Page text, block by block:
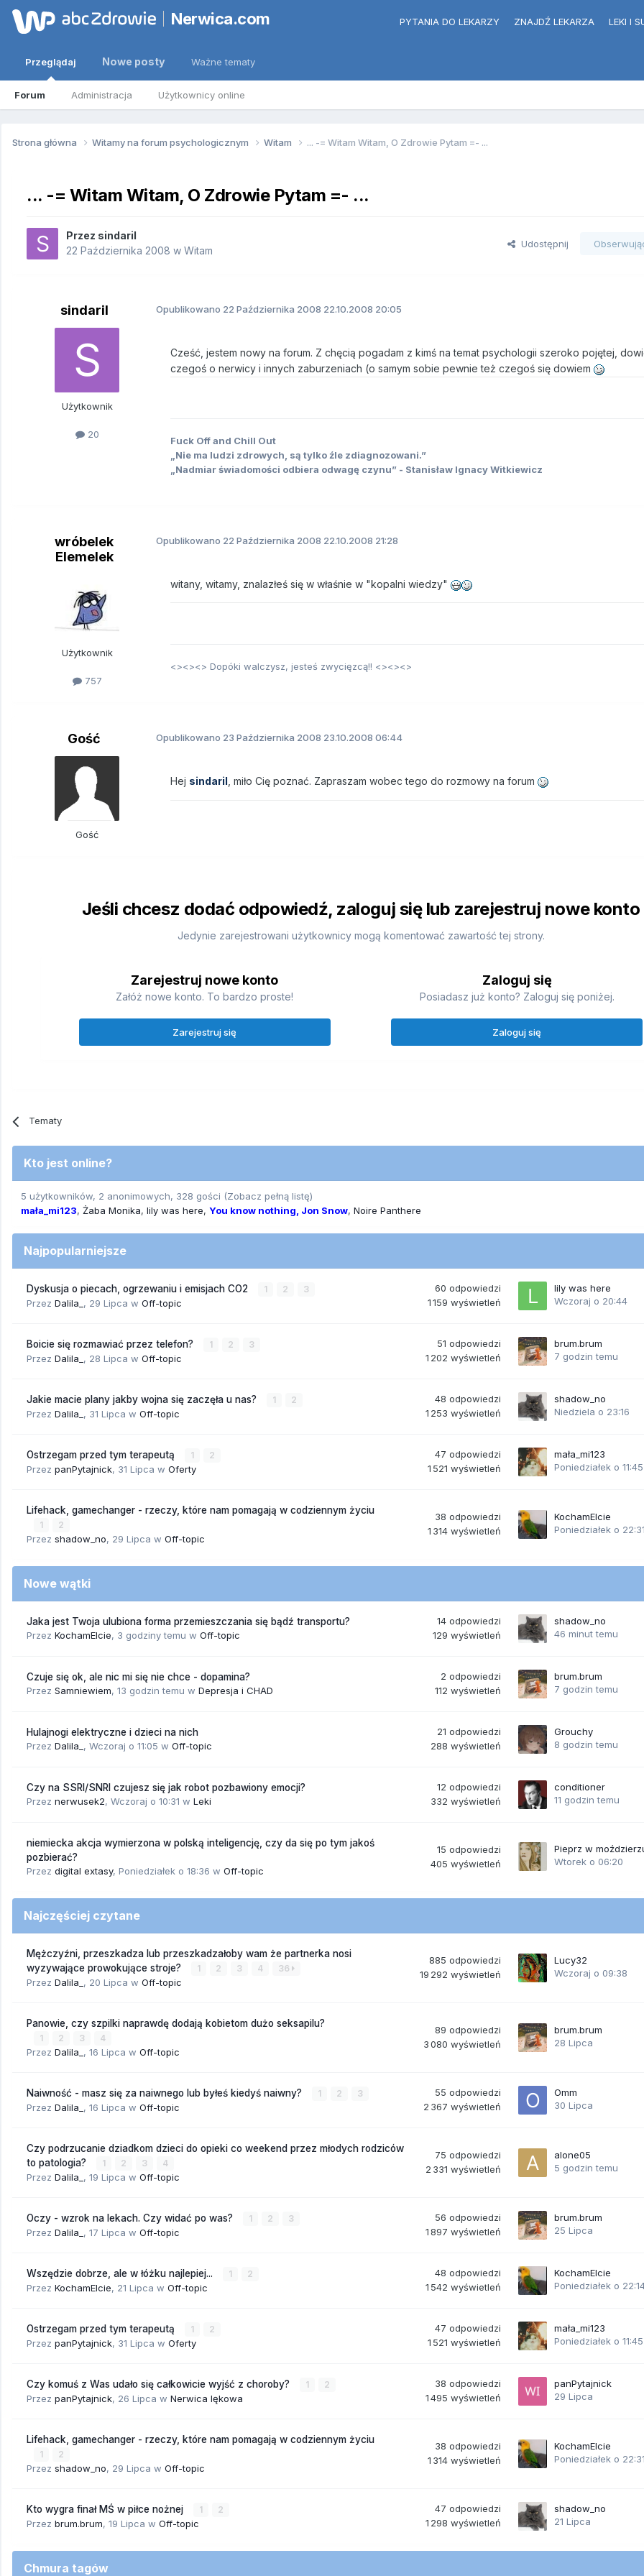
Nerwica.com PYTANIA DO LEKARZY ZNAJDŹ LEKARZA LEKI I
Przeglądaj
Forum Administracja Użytkownicy online
Nowe posty Ważne tematy
Strona główna Witamy na forum psychologicznym Witam ... -= Witam Witam, O Zdrowie Pytam =- ...
... -= Witam Witam, O Zdrowie Pytam =- ...
Przez sindaril
22 Października 2008 w Witam
Udostępnij
sindaril
Użytkownik
20
Opublikowano 22 Października 2008 22.10.2008 20:05
Cześć, jestem nowy na forum. Z chęcią pogadam z kimś na temat psychologii szeroko pojętej,
czegoś o nerwicy i innych zaburzeniach (o samym sobie pewnie też czegoś się dowiem
Fuck Off and Chill Out
„Nie ma ludzi zdrowych, są tylko źle zdiagnozowani.”
„Nadmiar świadomości odbiera odwagę czynu” - Stanisław Ignacy Witkiewicz
wróbelek
Elemelek
Użytkownik
757
Opublikowano 22 Października 2008 22.10.2008 21:28
witany, witamy, znalazłeś się w właśnie w "kopalni wiedzy"
<><><> Dopóki walczysz, jesteś zwycięzcą!! <><><>
Gość
Gość
Opublikowano 23 Października 2008 23.10.2008 06:44
Hej sindaril , miło Cię poznać. Zapraszam wobec tego do rozmowy na forum
Jeśli chcesz dodać odpowiedź, zaloguj się lub zarejestruj nowe konto
Jedynie zarejestrowani użytkownicy mogą komentować zawartość tej strony.
Zarejestruj nowe konto
Załóż nowe konto. To bardzo proste!
Zarejestruj się
Zaloguj się
Posiadasz już konto? Zaloguj się poniżej.
Zaloguj się
Tematy
Kto jest online?
5 użytkowników, 2 anonimowych, 328 gości (Zobacz pełną listę)
mała_mi123 Żaba Monika lily was here You know nothing, Jon Snow Noire Panthere
Najpopularniejsze
Dyskusja o piecach, ogrzewaniu i emisjach CO2 1 2 3
Przez Dalila_ , 29 Lipca w Off-topic
60 odpowiedzi
1 159 wyświetleń
lily was here
Wczoraj o 20:44
Boicie się rozmawiać przez telefon? 1 2 3
Przez Dalila_ , 28 Lipca w Off-topic
51 odpowiedzi
1 202 wyświetleń
brum.brum
7 godzin temu
Jakie macie plany jakby wojna się zaczęła u nas? 1 2
Przez Dalila_ , 31 Lipca w Off-topic
48 odpowiedzi
1 253 wyświetleń
shadow_no
Niedziela o 23:16
Ostrzegam przed tym terapeutą 1 2
Przez panPytajnick, 31 Lipca w Oferty
47 odpowiedzi
1 521 wyświetleń
mała_mi123
Poniedziałek o 11:45
Lifehack, gamechanger - rzeczy, które nam pomagają w codziennym życiu
1 2
Przez shadow_no, 29 Lipca w Off-topic
38 odpowiedzi
1 314 wyświetleń
KochamElcie
Poniedziałek o
Nowe wątki
Jaka jest Twoja ulubiona forma przemieszczania się bądź transportu?
Przez KochamElcie, 3 godziny temu w Off-topic
14 odpowiedzi
129 wyświetleń
shadow_no
46 minut temu
Czuje się ok, ale nic mi się nie chce - dopamina?
Przez Samniewiem, 13 godzin temu w Depresja i CHAD
2 odpowiedzi
112 wyświetleń
brum.brum
7 godzin temu
Hulajnogi elektryczne i dzieci na nich
Przez Dalila_ , Wczoraj o 11:05 w Off-topic
21 odpowiedzi
288 wyświetleń
Grouchy
8 godzin temu
Czy na SSRI/SNRI czujesz się jak robot pozbawiony emocji?
Przez nerwusek2, Wczoraj o 10:31 w Leki
12 odpowiedzi
332 wyświetleń
conditioner
11 godzin temu
niemiecka akcja wymierzona w polską inteligencję, czy da się po tym jakoś
pozbierać?
Przez digital extasy, Poniedziałek o 18:36 w Off-topic
15 odpowiedzi
405 wyświetleń
Pieprz w
Wtorek o 06:20
Najczęściej czytane
Mężczyźni, przeszkadza lub przeszkadzałoby wam że partnerka nosi
wyzywające prowokujące stroje?
1 2 3 4 36
Przez Dalila_ , 20 Lipca w Off-topic
885 odpowiedzi
19 292 wyświetleń
Lucy32
Wczoraj o 09:38
Panowie, czy szpilki naprawdę dodają kobietom dużo seksapilu?
1 2 3 4
Przez Dalila_ , 16 Lipca w Off-topic
89 odpowiedzi
3 080 wyświetleń
brum.brum
28 Lipca
Naiwność - masz się za naiwnego lub byłeś kiedyś naiwny? 1 2 3
Przez Dalila_ , 16 Lipca w Off-topic
55 odpowiedzi
2 367 wyświetleń
Omm
30 Lipca
Czy podrzucanie dziadkom dzieci do opieki co weekend przez młodych rodziców
to patologia?
1 2 3 4
Przez Dalila_ , 19 Lipca w Off-topic
75 odpowiedzi
2 331 wyświetleń
alone05
5 godzin temu
Oczy - wzrok na lekach. Czy widać po was? 1 2 3
Przez Dalila_ , 17 Lipca w Off-topic
56 odpowiedzi
1 897 wyświetleń
brum.brum
25 Lipca
Wszędzie dobrze, ale w łóżku najlepiej... 1 2
Przez KochamElcie, 21 Lipca w Off-topic
48 odpowiedzi
1 542 wyświetleń
KochamElcie
Poniedziałek o
Ostrzegam przed tym terapeutą 1 2
Przez panPytajnick, 31 Lipca w Oferty
47 odpowiedzi
1 521 wyświetleń
mała_mi123
Poniedziałek o 11:45
Czy komuś z Was udało się całkowicie wyjść z choroby? 1 2
Przez panPytajnick, 26 Lipca w Nerwica lękowa
38 odpowiedzi
1 495 wyświetleń
panPytajnick
29 Lipca
Lifehack, gamechanger - rzeczy, które nam pomagają w codziennym życiu
1 2
Przez shadow_no, 29 Lipca w Off-topic
38 odpowiedzi
1 314 wyświetleń
KochamElcie
Poniedziałek o
Kto wygra finał MŚ w piłce nożnej 1 2
Przez brum.brum, 19 Lipca w Off-topic
47 odpowiedzi
1 298 wyświetleń
shadow_no
21 Lipca
Chmura tagów